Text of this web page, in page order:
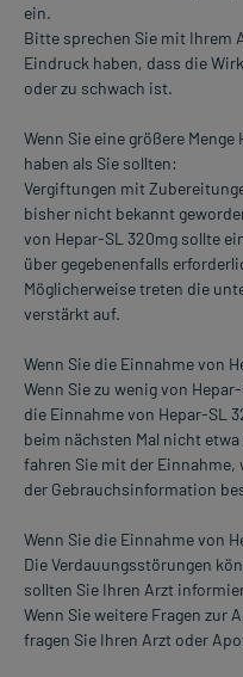
ein.
Bitte sprechen Sie mit Ihrem
Eindruck haben, dass die
oder zu schwach ist.
Wenn Sie eine größere
haben als Sie sollten:
Vergiftungen mit
bisher nicht bekannt
von Hepar-SL 320mg sollte
über gegebenenfalls
Möglicherweise treten die
verstärkt auf.
Wenn Sie die Einnahme von
Wenn Sie zu wenig von
die Einnahme von Hepar-SL
beim nächsten Mal nicht
fahren Sie mit der
der Gebrauchsinformation
Wenn Sie die Einnahme von
Die Verdauungsstörungen
sollten Sie Ihren Arzt
Wenn Sie weitere Fragen zur
fragen Sie Ihren Arzt oder